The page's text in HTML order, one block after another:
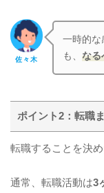
佐々木
一時的な
も、なる
ポイント2：転職
転職することを決
通常、転職活動は3